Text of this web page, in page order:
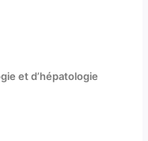
et d’hépatologie